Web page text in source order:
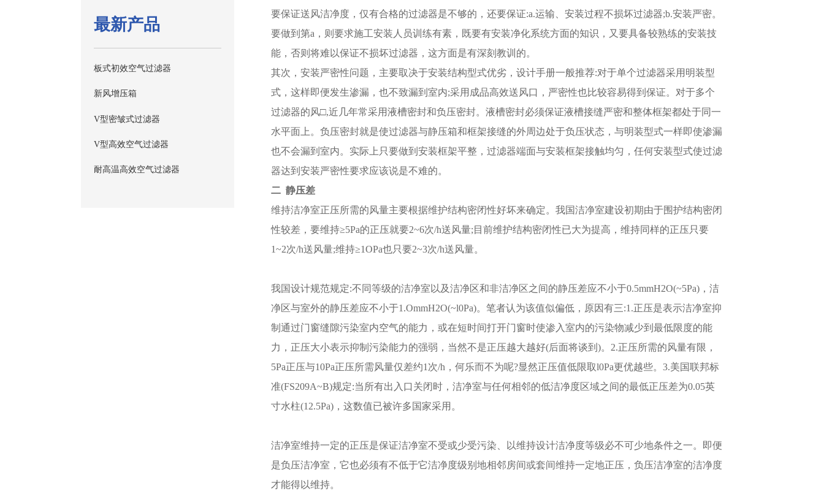
最新产品
板式初效空气过滤器
新风增压箱
V型密皱式过滤器
V型高效空气过滤器
耐高温高效空气过滤器
要保证送风洁净度，仅有合格的过滤器是不够的，还要保证:a.运输、安装过程不损坏过滤器;b.安装严密。
要做到第a，则要求施工安装人员训练有素，既要有安装净化系统方面的知识，又要具备较熟练的安装技
能，否则将难以保证不损坏过滤器，这方面是有深刻教训的。
其次，安装严密性问题，主要取决于安装结构型式优劣，设计手册一般推荐:对于单个过滤器采用明装型
式，这样即便发生渗漏，也不致漏到室内;采用成品高效送风口，严密性也比较容易得到保证。对于多个
过滤器的风□,近几年常采用液槽密封和负压密封。液槽密封必须保证液槽接缝严密和整体框架都处于同一
水平面上。负压密封就是使过滤器与静压箱和框架接缝的外周边处于负压状态，与明装型式一样即使渗漏
也不会漏到室内。实际上只要做到安装框架平整，过滤器端面与安装框架接触均匀，任何安装型式使过滤
器达到安装严密性要求应该说是不难的。
二 静压差
维持洁净室正压所需的风量主要根据维护结构密闭性好坏来确定。我国洁净室建设初期由于围护结构密闭
性较差，要维持≥5Pa的正压就要2~6次/h送风量;目前维护结构密闭性已大为提高，维持同样的正压只要
1~2次/h送风量;维持≥1OPa也只要2~3次/h送风量。
我国设计规范规定:不同等级的洁净室以及洁净区和非洁净区之间的静压差应不小于0.5mmH2O(~5Pa)，洁
净区与室外的静压差应不小于1.OmmH2O(~l0Pa)。笔者认为该值似偏低，原因有三:1.正压是表示洁净室抑
制通过门窗缝隙污染室内空气的能力，或在短时间打开门窗时使渗入室内的污染物减少到最低限度的能
力，正压大小表示抑制污染能力的强弱，当然不是正压越大越好(后面将谈到)。2.正压所需的风量有限，
5Pa正压与10Pa正压所需风量仅差约1次/h，何乐而不为呢?显然正压值低限取l0Pa更优越些。3.美国联邦标
准(FS209A~B)规定:当所有出入口关闭时，洁净室与任何相邻的低洁净度区域之间的最低正压差为0.05英
寸水柱(12.5Pa)，这数值已被许多国家采用。
洁净室维持一定的正压是保证洁净室不受或少受污染、以维持设计洁净度等级必不可少地条件之一。即便
是负压洁净室，它也必须有不低于它洁净度级别地相邻房间或套间维持一定地正压，负压洁净室的洁净度
才能得以维持。